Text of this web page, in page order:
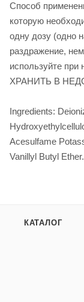
Способ
которую
одну дозу (одно
раздражение,
используйте при
ХРАНИТЬ В
Ingredients:
Acesulfame
Vanillyl Butyl Ether.
КАТАЛОГ